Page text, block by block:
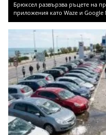
Брюксел развързва ръцете на
приложения като Waze и Google